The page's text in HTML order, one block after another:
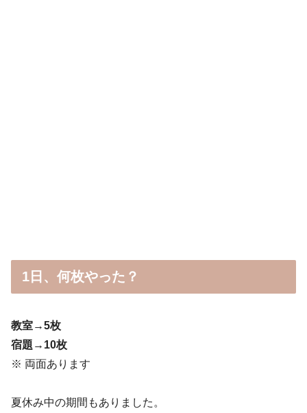
1日、何枚やった？
教室→5枚
宿題→10枚
※ 両面あります
夏休み中の期間もありました。